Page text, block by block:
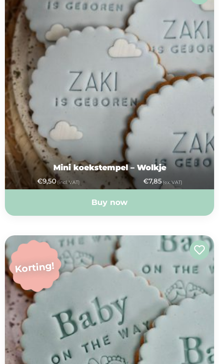
Mini koekstempel – Wolkje
€9,50 (incl. VAT) €7,85 (ex. VAT)
Buy now
Korting!